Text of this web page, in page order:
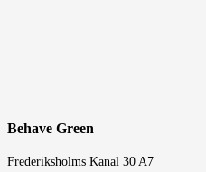
Behave Green
Frederiksholms Kanal 30 A7